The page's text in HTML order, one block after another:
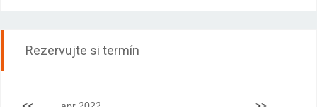
Rezervujte si termín